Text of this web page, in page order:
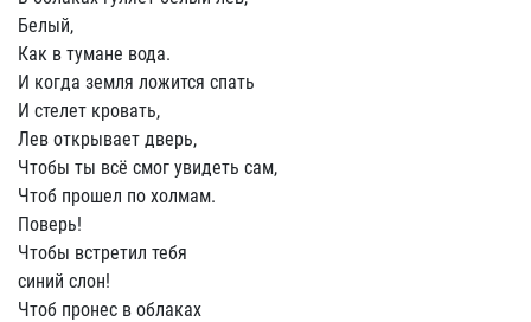
Белый,
Как в тумане вода.
И когда земля ложится спать
И стелет кровать,
Лев открывает дверь,
Чтобы ты всё смог увидеть сам,
Чтоб прошел по холмам.
Поверь!
Чтобы встретил тебя
синий слон!
Чтоб пронес в облаках